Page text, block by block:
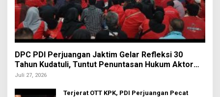
DPC PDI Perjuangan Jaktim Gelar Refleksi 30
Tahun Kudatuli, Tuntut Penuntasan Hukum Aktor
Intelektual
Juli 27, 2026
Terjerat OTT KPK, PDI Perjuangan Pecat